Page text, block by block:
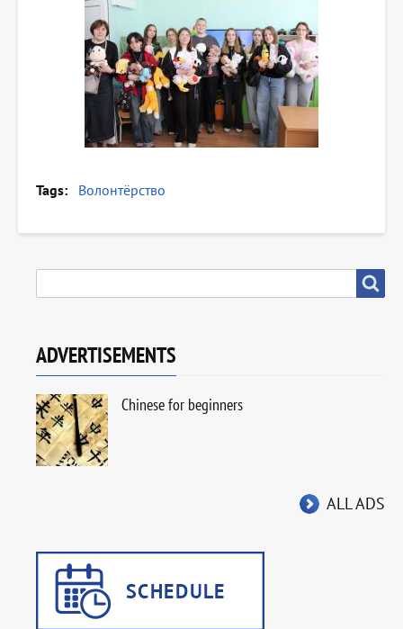
Tags Волонтёрство
ADVERTISEMENTS
Chinese for beginners
ALL ADS